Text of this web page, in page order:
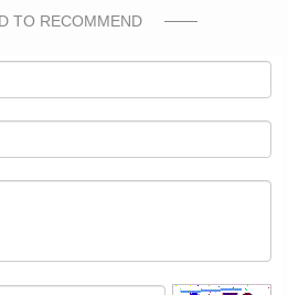
TO RECOMMEND